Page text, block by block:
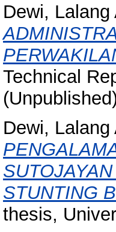
Dewi, Lalang
Technical
Dewi, Lalang
STUNTING
thesis,